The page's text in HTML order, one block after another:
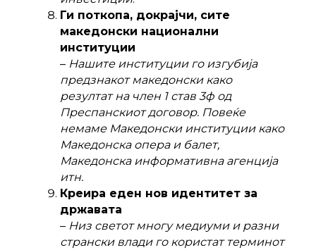
Ги поткопа, докрајчи, сите
македонски национални
институции
– Нашите институции го изгубија
предзнакот македонски како
резултат на член 1 став 3ф од
Преспанскиот договор. Повеќе
немаме Македонски институции како
Македонска опера и балет,
Македонска информативна агенција
итн.
Креира еден нов идентитет за
државата
– Низ светот многу медиуми и разни
странски влади го користат терминот